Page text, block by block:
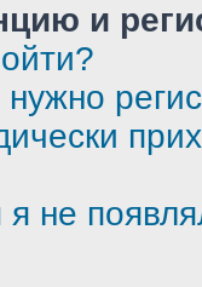
и
не